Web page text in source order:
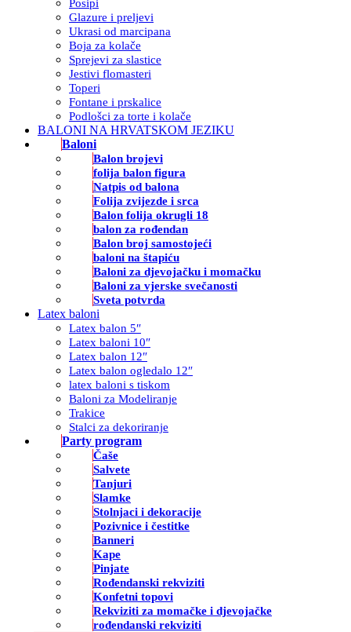
Posipi
Glazure i preljevi
Ukrasi od marcipana
Boja za kolače
Sprejevi za slastice
Jestivi flomasteri
Toperi
Fontane i prskalice
Podlošci za torte i kolače
BALONI NA HRVATSKOM JEZIKU
Baloni
Balon brojevi
folija balon figura
Natpis od balona
Folija zvijezde i srca
Balon folija okrugli 18
balon za rođendan
Balon broj samostojeći
baloni na štapiću
Baloni za djevojačku i momačku
Baloni za vjerske svečanosti
Sveta potvrda
Latex baloni
Latex balon 5″
Latex baloni 10″
Latex balon 12″
Latex balon ogledalo 12″
latex baloni s tiskom
Baloni za Modeliranje
Trakice
Stalci za dekoriranje
Party program
Čaše
Salvete
Tanjuri
Slamke
Stolnjaci i dekoracije
Pozivnice i čestitke
Banneri
Kape
Pinjate
Rođendanski rekviziti
Konfetni topovi
Rekviziti za momačke i djevojačke
rođendanski rekviziti